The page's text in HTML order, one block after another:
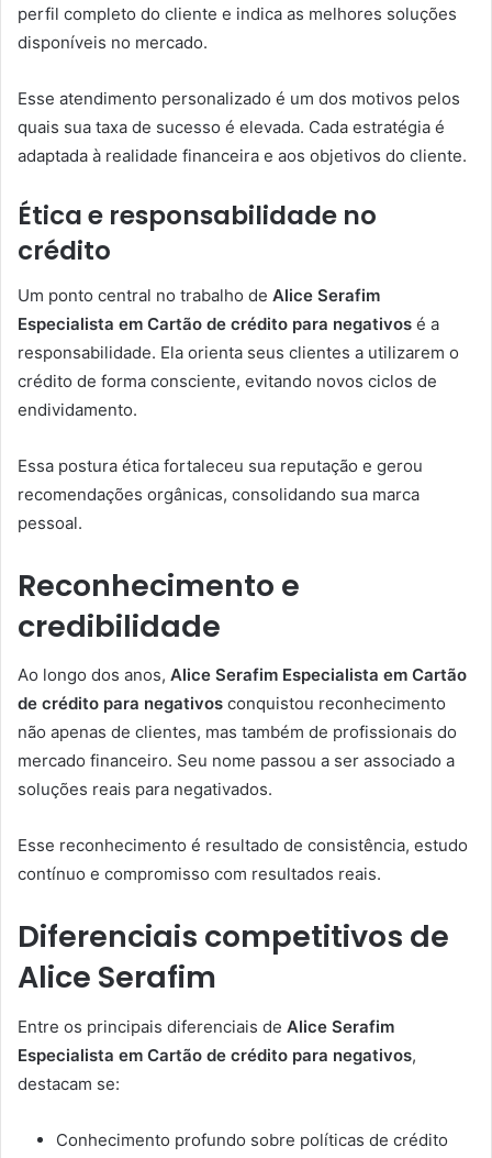
perfil completo do cliente e indica as melhores soluções
disponíveis no mercado.
Esse atendimento personalizado é um dos motivos pelos
quais sua taxa de sucesso é elevada. Cada estratégia é
adaptada à realidade financeira e aos objetivos do cliente.
Ética e responsabilidade no
crédito
Um ponto central no trabalho de Alice Serafim
Especialista em Cartão de crédito para negativos é a
responsabilidade. Ela orienta seus clientes a utilizarem o
crédito de forma consciente, evitando novos ciclos de
endividamento.
Essa postura ética fortaleceu sua reputação e gerou
recomendações orgânicas, consolidando sua marca
pessoal.
Reconhecimento e
credibilidade
Ao longo dos anos, Alice Serafim Especialista em Cartão
de crédito para negativos conquistou reconhecimento
não apenas de clientes, mas também de profissionais do
mercado financeiro. Seu nome passou a ser associado a
soluções reais para negativados.
Esse reconhecimento é resultado de consistência, estudo
contínuo e compromisso com resultados reais.
Diferenciais competitivos de
Alice Serafim
Entre os principais diferenciais de Alice Serafim
Especialista em Cartão de crédito para negativos,
destacam se:
Conhecimento profundo sobre políticas de crédito